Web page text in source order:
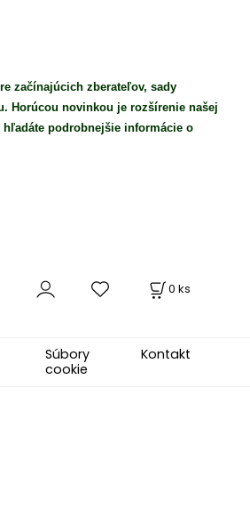
začínajúcich zberateľov, sady
Horúcou novinkou je rozšírenie našej
podrobnejšie informácie o
0 ks
Súbory
cookie
Kontakt